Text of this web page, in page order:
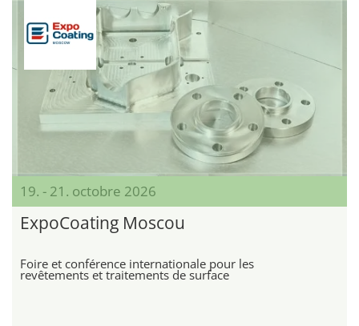
19. - 21. octobre 2026
ExpoCoating Moscou
Foire et conférence internationale pour les
revêtements et traitements de surface